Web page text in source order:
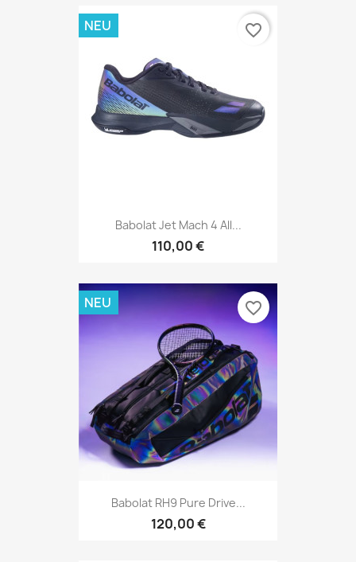
Babolat Jet Mach 4 All...
110,00 €
NEU favorite_border
Babolat RH9 Pure Drive...
120,00 €
NEU favorite_border